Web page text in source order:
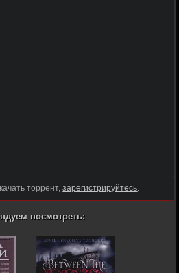
торрент,зарегистрируйтесь.
посмотреть: